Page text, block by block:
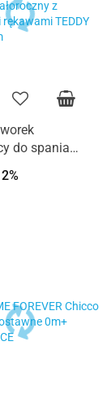
do spania
BEAR 90